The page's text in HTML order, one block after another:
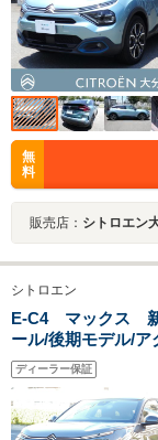
無
料
販売店： シトロエン
シトロエン
E-C4 マックス 新
ール/後期モデル/
ーフ/運転席パワー
ー/バックカメラ/レ
ディーラー保証